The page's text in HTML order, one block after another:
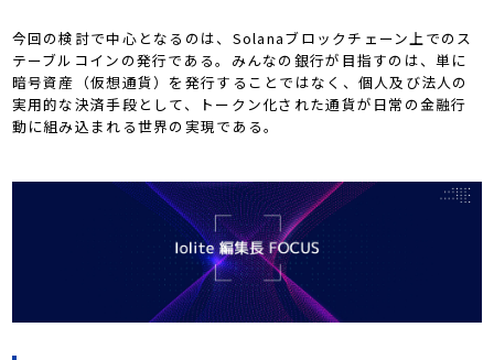
今回の検討で中心となるのは、Solanaブロックチェーン上でのス
テーブルコインの発行である。みんなの銀行が目指すのは、単に
暗号資産（仮想通貨）を発行することではなく、個人及び法人の
実用的な決済手段として、トークン化された通貨が日常の金融行
動に組み込まれる世界の実現である。